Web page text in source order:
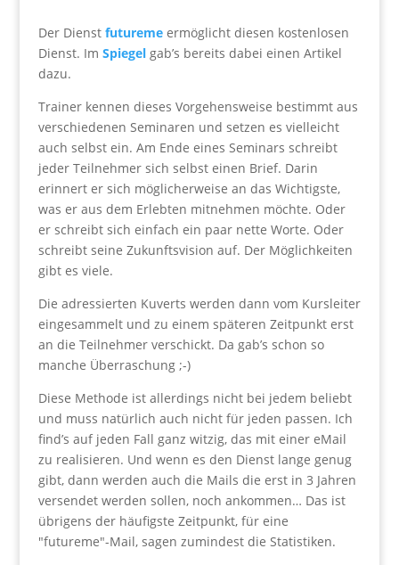
Der Dienst futuremeermöglicht diesen kostenlosen
Dienst. Im Spiegelgab’s bereits dabei einen Artikel
dazu.
Trainer kennen dieses Vorgehensweise bestimmt aus
verschiedenen Seminaren und setzen es vielleicht
auch selbst ein. Am Ende eines Seminars schreibt
jeder Teilnehmer sich selbst einen Brief. Darin
erinnert er sich möglicherweise an das Wichtigste,
was er aus dem Erlebten mitnehmen möchte. Oder
er schreibt sich einfach ein paar nette Worte. Oder
schreibt seine Zukunftsvision auf. Der Möglichkeiten
gibt es viele.
Die adressierten Kuverts werden dann vom Kursleiter
eingesammelt und zu einem späteren Zeitpunkt erst
an die Teilnehmer verschickt. Da gab’s schon so
manche Überraschung ;-)
Diese Methode ist allerdings nicht bei jedem beliebt
und muss natürlich auch nicht für jeden passen. Ich
find’s auf jeden Fall ganz witzig, das mit einer eMail
zu realisieren. Und wenn es den Dienst lange genug
gibt, dann werden auch die Mails die erst in 3 Jahren
versendet werden sollen, noch ankommen… Das ist
übrigens der häufigste Zeitpunkt, für eine
"futureme"-Mail, sagen zumindest die Statistiken.